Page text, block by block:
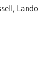
Lando